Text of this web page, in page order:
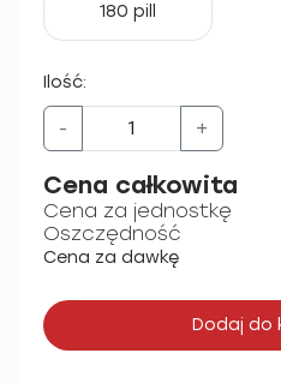
180 pill
Ilość:
- +
Cena całkowita
Cena za jednostkę
Oszczędność
Cena za dawkę
Dodaj do